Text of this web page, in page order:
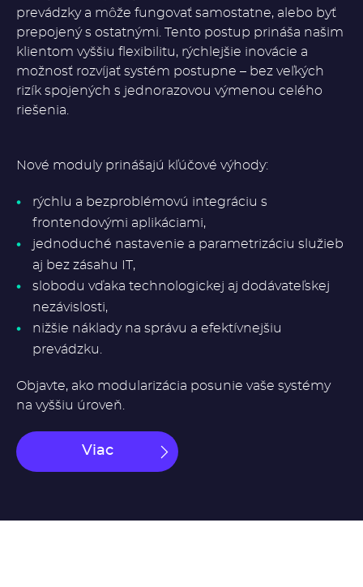
prevádzky a môže fungovať samostatne, alebo byť
prepojený s ostatnými. Tento postup prináša našim
klientom vyššiu flexibilitu, rýchlejšie inovácie a
možnosť rozvíjať systém postupne – bez veľkých
rizík spojených s jednorazovou výmenou celého
riešenia.
Nové moduly prinášajú kľúčové výhody:
rýchlu a bezproblémovú integráciu s
frontendovými aplikáciami,
jednoduché nastavenie a parametrizáciu služieb
aj bez zásahu IT,
slobodu vďaka technologickej aj dodávateľskej
nezávislosti,
nižšie náklady na správu a efektívnejšiu
prevádzku.
Objavte, ako modularizácia posunie vaše systémy
na vyššiu úroveň.
Viac